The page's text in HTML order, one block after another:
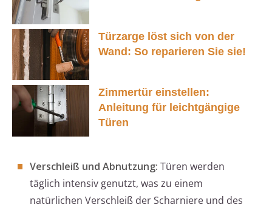
Türzarge löst sich von der
Wand: So reparieren Sie sie!
Zimmertür einstellen:
Anleitung für leichtgängige
Türen
Verschleiß und Abnutzung: Türen werden
täglich intensiv genutzt, was zu einem
natürlichen Verschleiß der Scharniere und des